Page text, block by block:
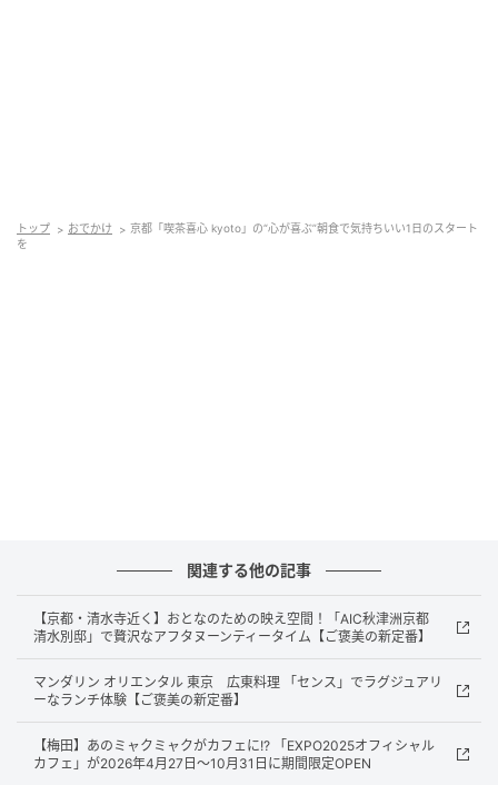
一般の観光客にも提供されています。窓越しに見える
すっきりとしたカウンター席と清潔感あふれるスタッ
フの姿が絵になります。
トップ おでかけ
京都「喫茶喜心 kyoto」の“心が喜ぶ”朝食で気持ちいい1日のスタート
を
関連する他の記事
【京都・清水寺近く】おとなのための映え空間！「AIC秋津洲京都
清水別邸」で贅沢なアフタヌーンティータイム【ご褒美の新定番】
マンダリン オリエンタル 東京 広東料理 「センス」でラグジュアリ
ーなランチ体験【ご褒美の新定番】
【梅田】あのミャクミャクがカフェに!? 「EXPO2025オフィシャル
カフェ」が2026年4月27日～10月31日に期間限定OPEN